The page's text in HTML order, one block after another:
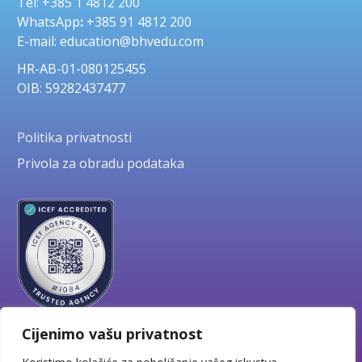
Cijenimo vašu privatnost
WhatsApp:+385 91 4812 200
E-mail: education@bhvedu.com
HR-AB-01-080125455
OIB: 59282437477
Politika privatnosti
Privola za obradu podataka